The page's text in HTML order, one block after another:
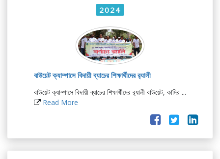
2024
বাউয়েট ক্যাম্পাসে বিদায়ী ব্যাচের শিক্ষার্থীদের র‌্যালী
বাউয়েট ক্যাম্পাসে বিদায়ী ব্যাচের শিক্ষার্থীদের র‌্যালী বাউয়েট, কাদির ...
Read More